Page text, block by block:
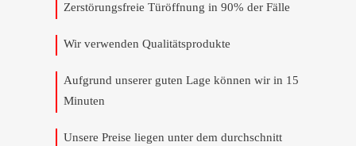
Zerstörungsfreie Türöffnung in 90% der Fälle
Wir verwenden Qualitätsprodukte
Aufgrund unserer guten Lage können wir in 15
Minuten
Unsere Preise liegen unter dem durchschnitt